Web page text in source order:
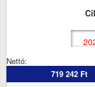
Nettó:
719 242 Ft